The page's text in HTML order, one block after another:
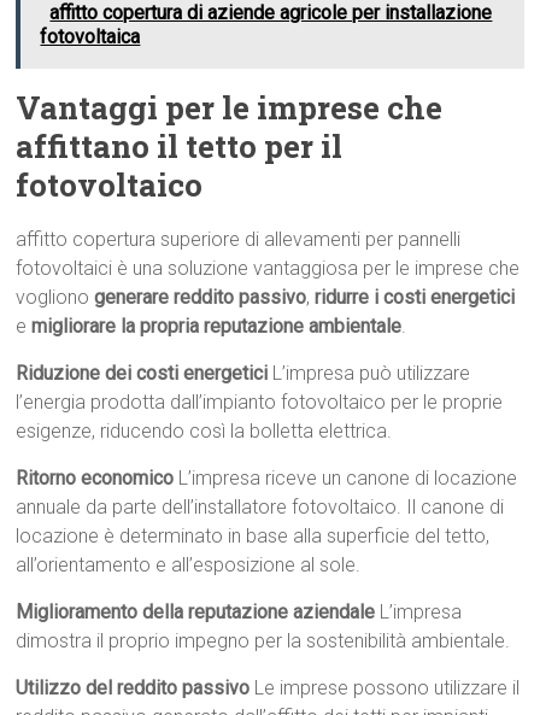
affitto copertura di aziende agricole per installazione
fotovoltaica
Vantaggi per le imprese che
affittano il tetto per il
fotovoltaico
affitto copertura superiore di allevamenti per pannelli
fotovoltaici è una soluzione vantaggiosa per le imprese che
voglionogenerare reddito passivo,ridurre i costi energetici
emigliorare la propria reputazione ambientale.
Riduzione dei costi energetici L’impresa può utilizzare
l’energia prodotta dall’impianto fotovoltaico per le proprie
esigenze, riducendo così la bolletta elettrica.
Ritorno economico L’impresa riceve un canone di locazione
annuale da parte dell’installatore fotovoltaico. Il canone di
locazione è determinato in base alla superficie del tetto,
all’orientamento e all’esposizione al sole.
Miglioramento della reputazione aziendale L’impresa
dimostra il proprio impegno per la sostenibilità ambientale.
Utilizzo del reddito passivo Le imprese possono utilizzare il